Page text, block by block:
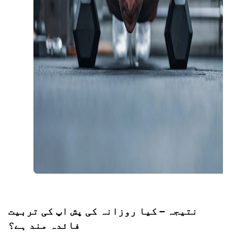
نتیجہ – کیا روزانہ کی پش اپ کی تربیت
فائدہ مند ہے؟